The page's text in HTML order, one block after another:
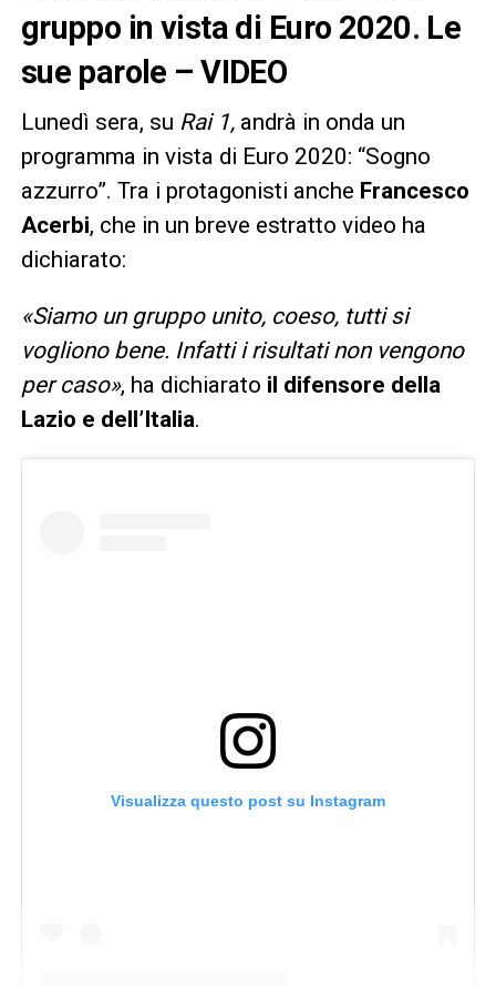
gruppo in vista di Euro 2020. Le
sue parole – VIDEO
Lunedì sera, su Rai 1,andrà in onda un
programma in vista di Euro 2020: “Sogno
azzurro”. Tra i protagonisti anche Francesco
Acerbi, che in un breve estratto video ha
dichiarato:
«Siamo un gruppo unito, coeso, tutti si
vogliono bene. Infatti i risultati non vengono
per caso», ha dichiarato il difensore della
Lazio e dell’Italia.
Visualizza questo post su Instagram